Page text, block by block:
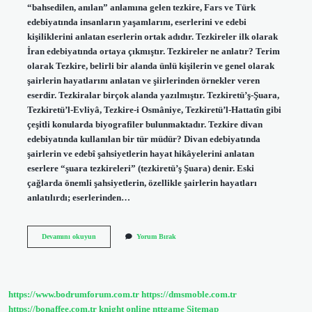
“bahsedilen, anılan” anlamına gelen tezkire, Fars ve Türk
edebiyatında insanların yaşamlarını, eserlerini ve edebi
kişiliklerini anlatan eserlerin ortak adıdır. Tezkireler ilk olarak
İran edebiyatında ortaya çıkmıştır. Tezkireler ne anlatır? Terim
olarak Tezkire, belirli bir alanda ünlü kişilerin ve genel olarak
şairlerin hayatlarını anlatan ve şiirlerinden örnekler veren
eserdir. Tezkiralar birçok alanda yazılmıştır. Tezkiretü’ş-Şuara,
Tezkiretü’l-Evliyâ, Tezkire-i Osmâniye, Tezkiretü’l-Hattatîn gibi
çeşitli konularda biyografiler bulunmaktadır. Tezkire divan
edebiyatında kullanılan bir tür müdür? Divan edebiyatında
şairlerin ve edebî şahsiyetlerin hayat hikâyelerini anlatan
eserlere “şuara tezkireleri” (tezkiretü’ş Şuara) denir. Eski
çağlarda önemli şahsiyetlerin, özellikle şairlerin hayatları
anlatılırdı; eserlerinden…
Devamını okuyunTezkire
Yorum Bırak
https://www.bodrumforum.com.tr https://dmsmoble.com.tr
https://bonaffee.com.tr knight online nttgame Sitemap